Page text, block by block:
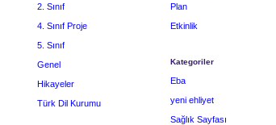
2. Sınıf
4. Sınıf Proje
5. Sınıf
Genel
Hikayeler
Türk Dil Kurumu
Plan
Etkinlik
Kategoriler
Eba
yeni ehliyet
Sağlık Sayfası